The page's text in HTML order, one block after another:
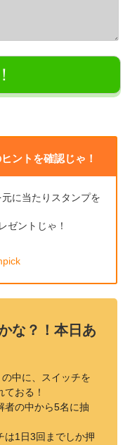
ントを確認じゃ！
に当たりスタンプを
ゼントじゃ！
な？！本日あ
中に、スイッチを
おる！
者の中から5名に抽
は1日3回までしか押